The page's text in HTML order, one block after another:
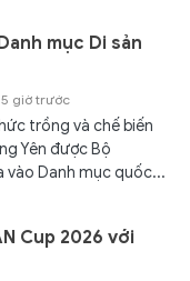
mục Di sản
5 giờ trước
trồng và chế biến
Yên được Bộ
vào Danh mục quốc...
Cup 2026 với